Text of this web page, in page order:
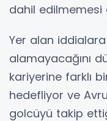
dahil edilmemesi
Yer alan
alamayacağını
kariyerine farklı
hedefliyor ve
golcüyü takip